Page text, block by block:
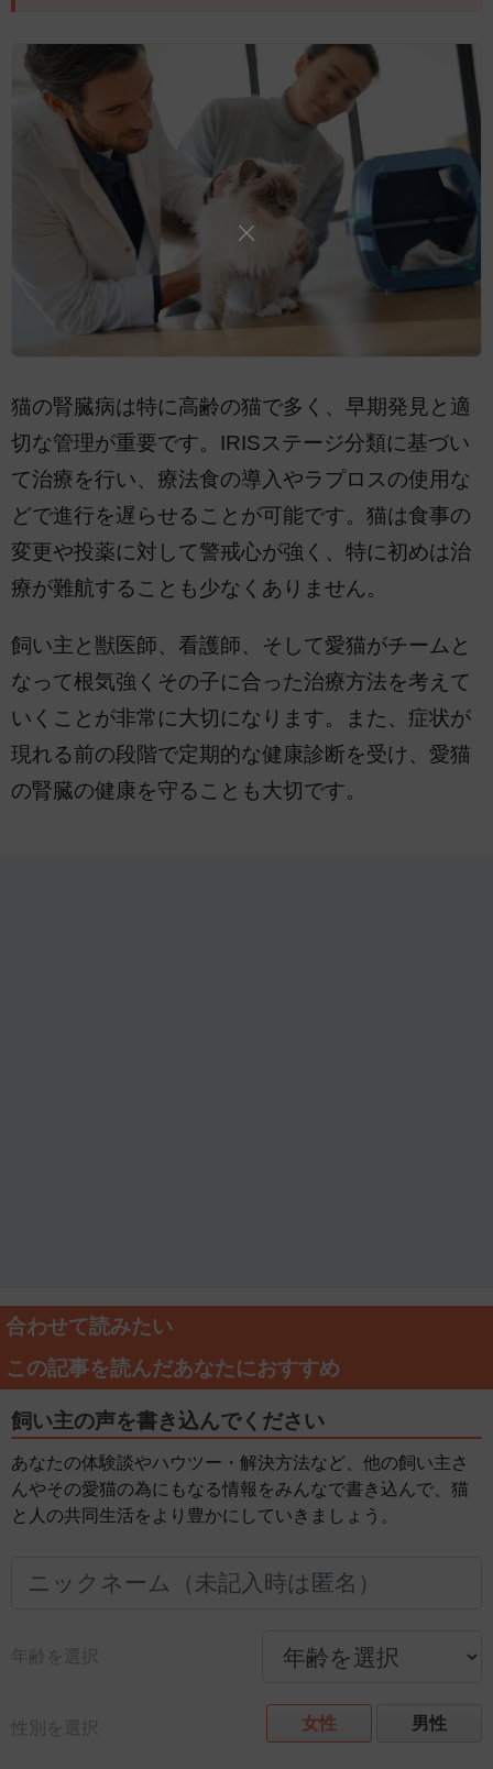
猫の腎臓病は特に高齢の猫で多く、早期発見と適
切な管理が重要です。IRISステージ分類に基づい
て治療を行い、療法食の導入やラプロスの使用な
どで進行を遅らせることが可能です。猫は食事の
変更や投薬に対して警戒心が強く、特に初めは治
療が難航することも少なくありません。
飼い主と獣医師、看護師、そして愛猫がチームと
なって根気強くその子に合った治療方法を考えて
いくことが非常に大切になります。また、症状が
現れる前の段階で定期的な健康診断を受け、愛猫
の腎臓の健康を守ることも大切です。
合わせて読みたい
この記事を読んだあなたにおすすめ
飼い主の声を書き込んでください
あなたの体験談やハウツー・解決方法など、他の飼い主さ
んやその愛猫の為にもなる情報をみんなで書き込んで、猫
と人の共同生活をより豊かにしていきましょう。
年齢を選択
性別を選択 女性 男性